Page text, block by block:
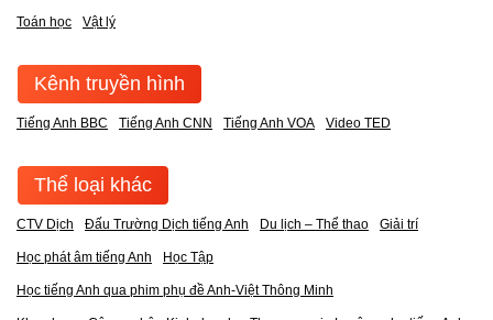
Toán học Vật lý
Kênh truyền hình
Tiếng Anh BBC Tiếng Anh CNN Tiếng Anh VOA Video TED
Thể loại khác
CTV Dịch Đấu Trường Dịch tiếng Anh Du lịch – Thể thao Giải trí
Học phát âm tiếng Anh Học Tập
Học tiếng Anh qua phim phụ đề Anh-Việt Thông Minh